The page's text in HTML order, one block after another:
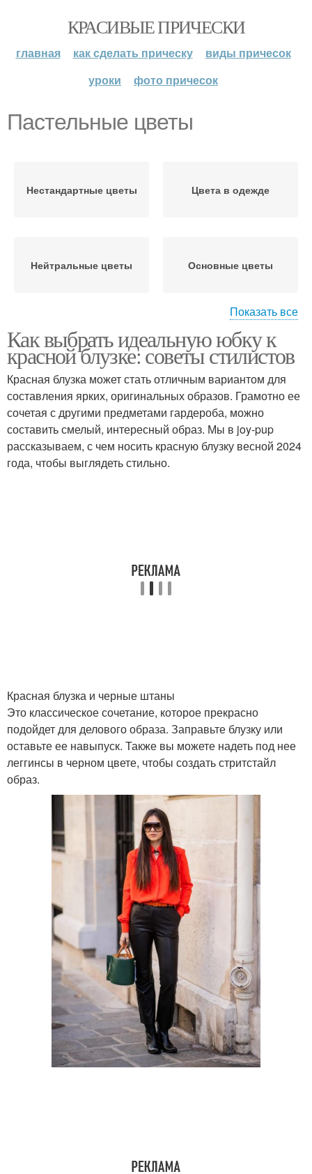
КРАСИВЫЕ ПРИЧЕСКИ
главная как сделать прическу
виды причесок
уроки
фото причесок
Пастельные цветы
Нестандартные цветы Цвета в одежде
Нейтральные цветы Основные цветы
Цветы в наряд Пастельные оттенки
Показать все
Как выбрать идеальную юбку к
красной блузке: советы стилистов
Красная блузка может стать отличным вариантом для
составления ярких, оригинальных образов. Грамотно ее
сочетая с другими предметами гардероба, можно
составить смелый, интересный образ. Мы в joy-pup
рассказываем, с чем носить красную блузку весной 2024
года, чтобы выглядеть стильно.
Красная блузка и черные штаны
Это классическое сочетание, которое прекрасно
подойдет для делового образа. Заправьте блузку или
оставьте ее навыпуск. Также вы можете надеть под нее
леггинсы в черном цвете, чтобы создать стритстайл
образ.